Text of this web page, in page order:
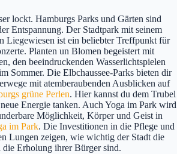
lockt. Hamburgs Parks und Gärten sind
Entspannung. Der Stadtpark mit seinem
Liegewiesen ist ein beliebter Treffpunkt für
Planten un Blomen begeistert mit
den beeindruckenden Wasserlichtspielen
Sommer. Die Elbchaussee-Parks bieten dir
mit atemberaubenden Ausblicken auf
grüne Perlen. Hier kannst du dem Trubel
Energie tanken. Auch Yoga im Park wird
Möglichkeit, Körper und Geist in
im Park. Die Investitionen in die Pflege und
Lungen zeigen, wie wichtig der Stadt die
Erholung ihrer Bürger sind.